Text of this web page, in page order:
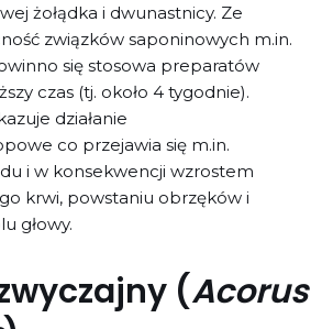
żołądka i dwunastnicy. Ze
związków saponinowych m.in.
się stosowa preparatów
czas (tj. około 4 tygodnie).
działanie
co przejawia się m.in.
i w konsekwencji wzrostem
krwi, powstaniu obrzęków i
głowy.
(Acorus